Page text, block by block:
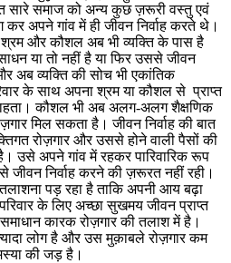
सारे समाज को अन्य कुछ ज़रूरी वस्तु एवं
अपने गांव में ही जीवन निर्वाह करते थे।
और कौशल अब भी व्यक्ति के पास है
या तो नहीं है या फिर उससे जीवन
अब व्यक्ति की सोच भी एकांतिक
के साथ अपना श्रम या कौशल से प्राप्त
कौशल भी अब अलग-अलग शैक्षणिक
मिल सकता है। जीवन निर्वाह की बात
रोज़गार और उससे होने वाली पैसों की
उसे अपने गांव में रहकर पारिवारिक रूप
निर्वाह करने की ज़रूरत नहीं रही।
पड़ रहा है ताकि अपनी आय बढ़ा
के लिए अच्छा सुखमय जीवन प्राप्त
कारक रोज़गार की तलाश में है।
लोग है और उस मुक़ाबले रोज़गार कम
की जड़ है।